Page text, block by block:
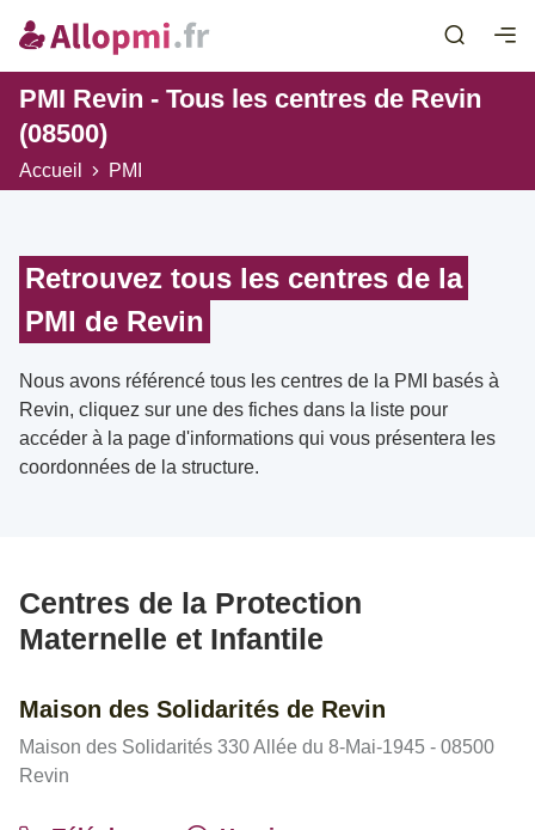
PMI Revin - Tous les centres de Revin
(08500)
Accueil PMI
Retrouvez tous les centres de la
PMI de Revin
Nous avons référencé tous les centres de la PMI basés à
Revin, cliquez sur une des fiches dans la liste pour
accéder à la page d'informations qui vous présentera les
coordonnées de la structure.
Centres de la Protection
Maternelle et Infantile
Maison des Solidarités de Revin
Maison des Solidarités 330 Allée du 8-Mai-1945 - 08500
Revin